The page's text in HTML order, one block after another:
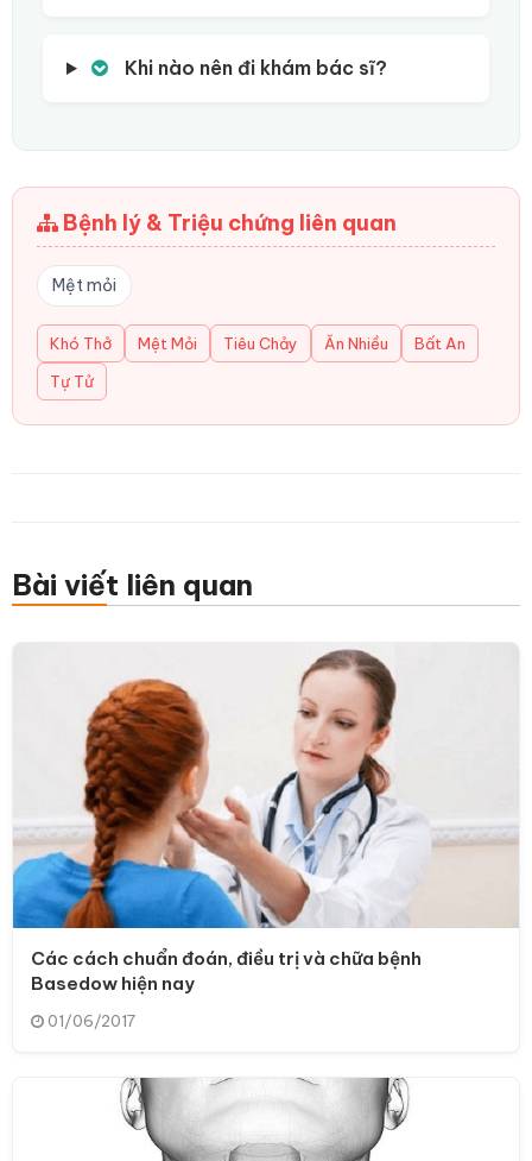
Khi nào nên đi khám bác sĩ?
Bệnh lý & Triệu chứng liên quan
Mệt mỏi
Khó Thở Mệt Mỏi Tiêu Chảy Ăn Nhiều
Bất An
Tự Tử
Bài viết liên quan
Các cách chuẩn đoán, điều trị và chữa bệnh
Basedow hiện nay
01/06/2017